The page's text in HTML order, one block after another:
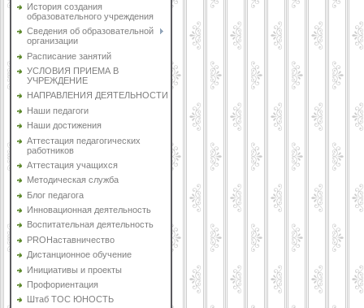
История создания
образовательного учреждения
Сведения об образовательной
организации
Расписание занятий
УСЛОВИЯ ПРИЕМА В
УЧРЕЖДЕНИЕ
НАПРАВЛЕНИЯ ДЕЯТЕЛЬНОСТИ
Наши педагоги
Наши достижения
Аттестация педагогических
работников
Аттестация учащихся
Методическая служба
Блог педагога
Инновационная деятельность
Воспитательная деятельность
PROНаставничество
Дистанционное обучение
Инициативы и проекты
Профориентация
Штаб ТОС ЮНОСТЬ